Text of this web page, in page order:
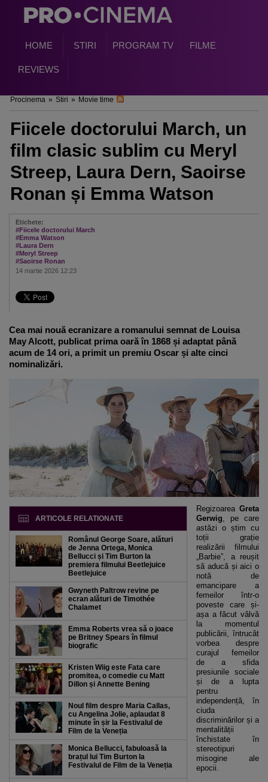
HOME STIRI PROGRAM TV FILME
REVIEWS
Procinema » Stiri » Movie time
Fiicele doctorului March, un
film clasic sublim cu Meryl
Streep, Laura Dern, Saoirse
Ronan și Emma Watson
Etichete:
#Fiicele doctorului March
#Emma Watson
#Laura Dern
#Meryl Streep
#Saoirse Ronan
14 martie 2026 12:23
Cea mai nouă ecranizare a romanului semnat de Louisa
May Alcott, publicat prima oară în 1868 și adaptat până
acum de 14 ori, a primit un premiu Oscar și alte cinci
nominalizări.
ARTICOLE RELATIONATE
Românul George Soare, alături
de Jenna Ortega, Monica
Bellucci și Tim Burton la
premiera filmului Beetlejuice
Beetlejuice
Gwyneth Paltrow revine pe
ecran alături de Timothée
Chalamet
Emma Roberts vrea să o joace
pe Britney Spears în filmul
biografic
Kristen Wiig este Fata care
promitea, o comedie cu Matt
Dillon și Annette Bening
Noul film despre Maria Callas,
cu Angelina Jolie, aplaudat 8
minute în șir la Festivalul de
Film de la Veneția
Monica Bellucci, fabuloasă la
brațul lui Tim Burton la
Festivalul de Film de la Veneția
Regizoarea Greta
Gerwig, pe care
astăzi o știm cu
toții grație
realizării filmului
„Barbie”, a reușit
să aducă și aici o
notă de
emancipare a
femeilor într-o
poveste care și-
așa a făcut vâlvă
la momentul
publicării, întrucât
vorbea despre
curajul femeilor
de a sfida
presiunile sociale
și de a lupta
pentru
independență, în
ciuda
discriminărilor și a
mentalității
închistate în
stereotipuri
misogine ale
epocii.